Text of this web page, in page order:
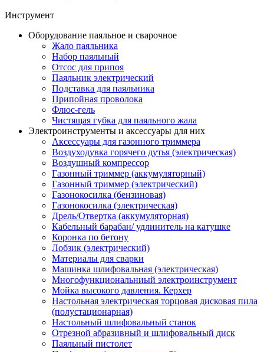
Инструмент
Оборудование паяльное и сварочное
Жало паяльника
Набор паяльный
Отсос для припоя
Паяльник электрический
Подставка для паяльника
Припойная проволока
Флюс-гель
Чистящая губка для паяльного жала
Электроинструменты и аксессуары для них
Аксессуары для газонного триммера
Воздуходувка горячего дутья (электрическая)
Воздушный компрессор
Газонный триммер (аккумуляторный)
Газонный триммер (электрический)
Газонокосилка (бензиновая)
Газонокосилка (электрическая)
Дрель/Отвертка (аккумуляторная)
Кабельный барабан/ удлинитель на катушке
Коронка по бетону
Лобзик (электрический)
Материалы для сварки
Машинка шлифовальная (электрическая)
Многофункциональниый электроинструмент
Мойка высокого давления. Керхер
Настольная электрическая торцовая дисковая пила
(полустационарная)
Настольный шлифовальный станок
Отрезной абразивный и шлифовальный диск
Паяльный пистолет